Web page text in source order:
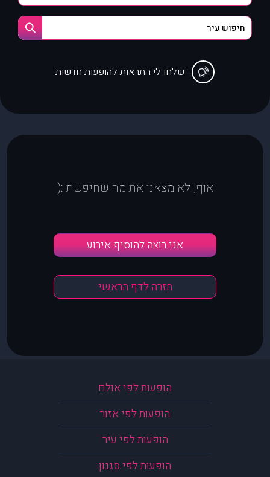
שלחו לי התראות להופעות חדשות
אוף, לא מצאנו את מה שחיפשת :(
אני רוצה להוסיף אירוע
חזרה לדף הראשי
הופעות לפי אולם
הופעות לפי אזור
הופעות לפי עיר
הופעות לפי סגנון